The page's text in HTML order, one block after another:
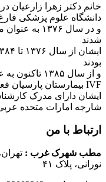
دانشگاه علوم پزشکی
و در سال
شدند
بودند
و از سال
IVF بیمارستان پارسیان فعالیت دارند.
ایشان دارای مدرک
شارجه امارات متحده
ارتباط با من
مطب شهرک غرب :
نورانی، پلاک ۴۱